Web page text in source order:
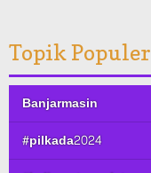
Topik Populer
Banjarmasin
#pilkada2024